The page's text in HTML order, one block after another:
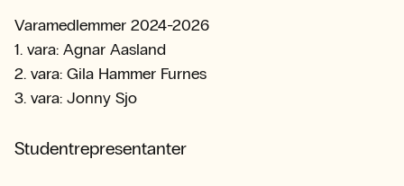
Varamedlemmer 2024-2026
1. vara: Agnar Aasland
2. vara: Gila Hammer Furnes
3. vara: Jonny Sjo
Studentrepresentanter